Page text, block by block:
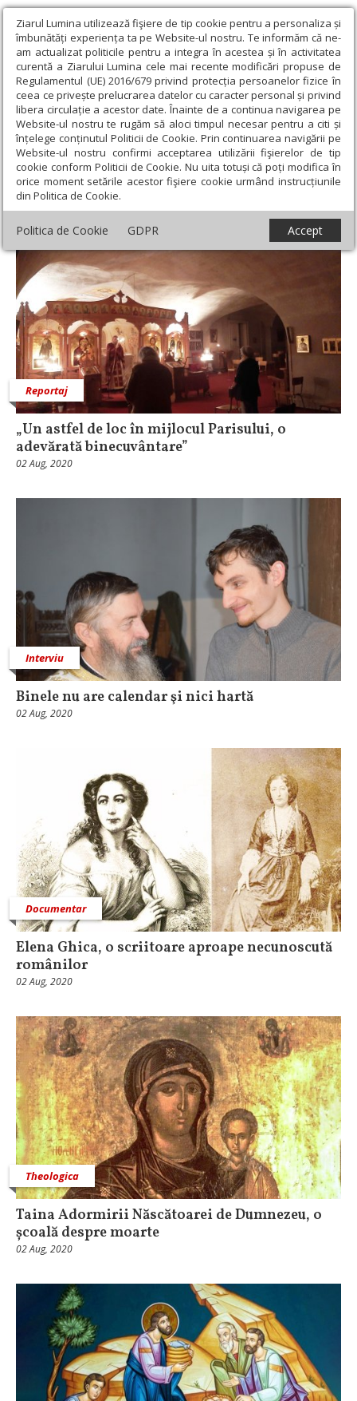
Ziarul Lumina utilizează fişiere de tip cookie pentru a personaliza și
îmbunătăți experiența ta pe Website-ul nostru. Te informăm că ne-
am actualizat politicile pentru a integra în acestea și în activitatea
curentă a Ziarului Lumina cele mai recente modificări propuse de
Regulamentul (UE) 2016/679 privind protecția persoanelor fizice în
ceea ce privește prelucrarea datelor cu caracter personal și privind
libera circulație a acestor date. Înainte de a continua navigarea pe
Website-ul nostru te rugăm să aloci timpul necesar pentru a citi și
înțelege conținutul Politicii de Cookie. Prin continuarea navigării pe
Website-ul nostru confirmi acceptarea utilizării fişierelor de tip
cookie conform Politicii de Cookie. Nu uita totuși că poți modifica în
orice moment setările acestor fişiere cookie urmând instrucțiunile
din Politica de Cookie.
Politica de Cookie GDPR Accept
Ziarul Lumina › Lumina de Duminică, Nr. 31 (759), Anul XVI, 02-08-
2020
Lumina de Duminică, Nr. 31 (759),
Anul XVI, 02-08-2020
Reportaj
„Un astfel de loc în mijlocul Parisului, o
adevărată binecuvântare”
02 Aug, 2020
Interviu
Binele nu are calendar şi nici hartă
02 Aug, 2020
Documentar
Elena Ghica, o scriitoare aproape necunoscută
românilor
02 Aug, 2020
Theologica
Taina Adormirii Născătoarei de Dumnezeu, o
școală despre moarte
02 Aug, 2020